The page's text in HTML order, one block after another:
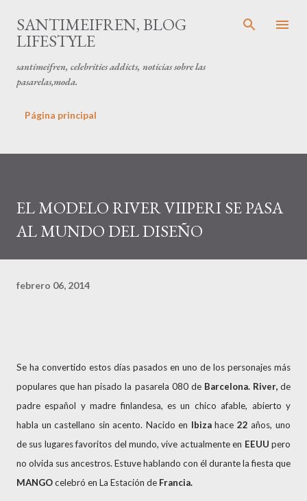
Ir al contenido principal
SANTIMEIFREN, BLOG
LIFESTYLE
santimeifren, celebrities addicts, noticias sobre las
pasarelas,moda.
Página principal
EL MODELO RIVER VIIPERI SE PASA
AL MUNDO DEL DISEÑO
febrero 06, 2014
Se ha convertido estos días pasados en uno de los personajes más
populares que han pisado la pasarela 080 de Barcelona. River,de
padre español y madre finlandesa, es un chico afable, abierto y
habla un castellano sin acento. Nacido en Ibizahace 22años, uno
de sus lugares favoritos del mundo, vive actualmente en EEUU pero
no olvida sus ancestros. Estuve hablando con él durante la fiesta que
MANGOcelebró en La Estación de Francia.